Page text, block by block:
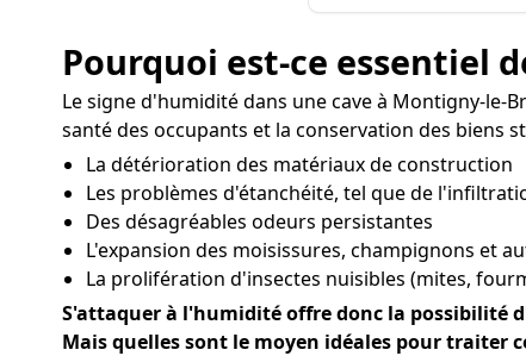
Pourquoi est-ce essentiel
Le signe d'humidité dans une cave à Montigny-
santé des occupants et la conservation des biens
La détérioration des matériaux de construction
Les problèmes d'étanchéité, tel que de
Des désagréables odeurs persistantes
L'expansion des moisissures, champignons et
La prolifération d'insectes nuisibles (mites,
S'attaquer à l'humidité offre donc la possibilité
Mais quelles sont le moyen idéales pour traiter